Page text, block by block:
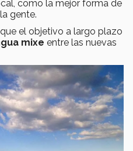
como la mejor forma de
gente.
el objetivo a largo plazo
mixe entre las nuevas